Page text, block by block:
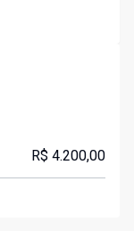
R$ 4.200,00